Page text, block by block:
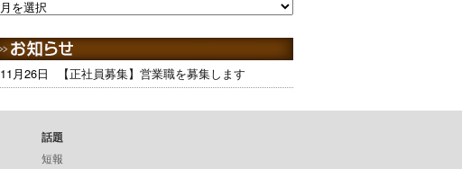
11月26日 【正社員募集】営業職を募集します
話題
短報